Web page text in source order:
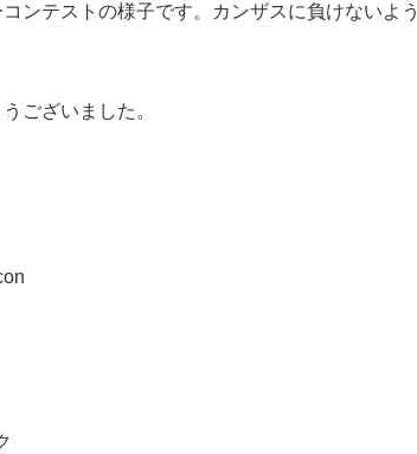
ンテストの様子です。カンザスに負けないよう
ございました。